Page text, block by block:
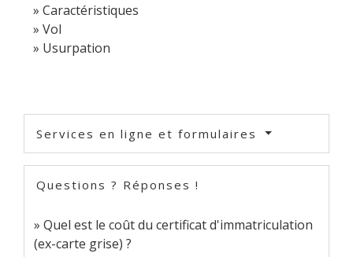
Caractéristiques
Vol
Usurpation
Services en ligne et formulaires
Questions ? Réponses !
Quel est le coût du certificat d'immatriculation
(ex-carte grise) ?